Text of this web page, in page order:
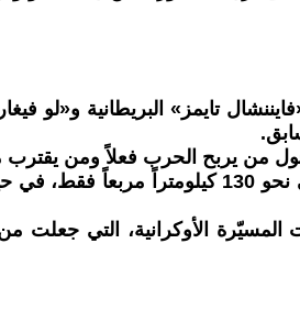
تايمز» البريطانية و«لو
حول من يربح الحرب فعلاً ومن
وبحسب هذه التقارير، فإن القوات الروسية تمكنت
المسيّرة الأوكرانية،